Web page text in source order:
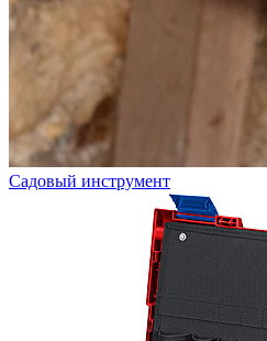
Садовый инструмент